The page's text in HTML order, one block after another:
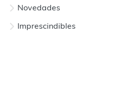
Novedades
Imprescindibles